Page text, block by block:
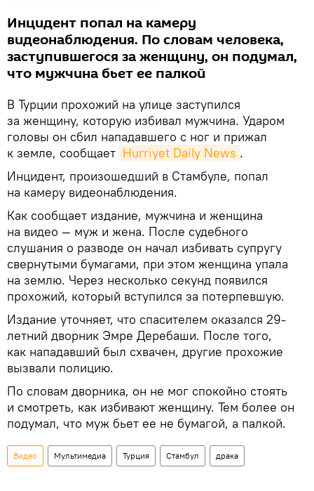
Инцидент попал на камеру
видеонаблюдения. По словам человека,
заступившегося за женщину, он подумал,
что мужчина бьет ее палкой
В Турции прохожий на улице заступился
за женщину, которую избивал мужчина. Ударом
головы он сбил нападавшего с ног и прижал
к земле, сообщает Hurriyet Daily News .
Инцидент, произошедший в Стамбуле, попал
на камеру видеонаблюдения.
Как сообщает издание, мужчина и женщина
на видео — муж и жена. После судебного
слушания о разводе он начал избивать супругу
свернутыми бумагами, при этом женщина упала
на землю. Через несколько секунд появился
прохожий, который вступился за потерпевшую.
Издание уточняет, что спасителем оказался 29-
летний дворник Эмре Деребаши. После того,
как нападавший был схвачен, другие прохожие
вызвали полицию.
По словам дворника, он не мог спокойно стоять
и смотреть, как избивают женщину. Тем более он
подумал, что муж бьет ее не бумагой, а палкой.
Видео Мультимедиа Турция Стамбул драка